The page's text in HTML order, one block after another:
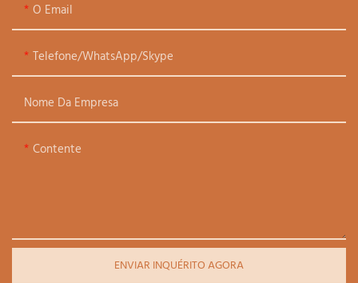
O Email
Telefone/WhatsApp/Skype
Nome Da Empresa
Contente
ENVIAR INQUÉRITO AGORA